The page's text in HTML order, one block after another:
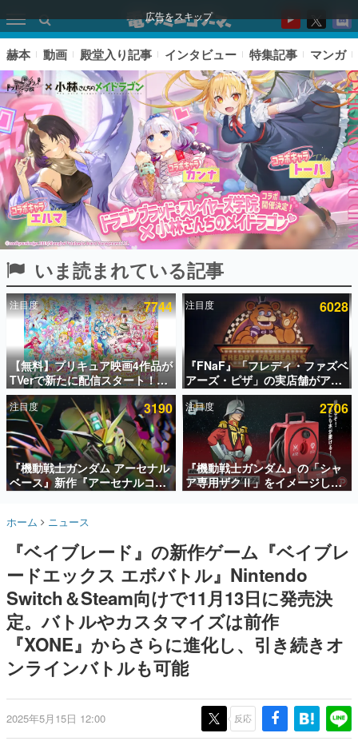
広告をスキップ
ピックアップ
電ファミのいま読まれている記事ランキング
アプリセール情報
インタビュー
連載・特集一覧
殿堂入り記事
SNS拡散数が数千以上！ ページビュー数万以上！ などな
ど。多くの人々に読まれた、電ファミ渾身の“殿堂入り”記
事をまとめました。
名作ゲームクリエイターの方々に製作時のエピソードをお
きます。
赫本
この物語を解いてはいけない。『赫本』は、〈試験問題〉
の形をした短編ホラー小説集です。
新世代に訊く
これからのデジタルゲーム市場を担う若きクリエイター達
の姿を追い、彼らのルーツと情熱を探っていきます。
ゲーム世代の作家たち
ゲームに多大な影響を受けた作家さんに取材し、ゲームが
日本のコンテンツ産業やカルチャーに与えた影響を探る企
画です。
赫本 動画 殿堂入り記事 インタビュー 特集記事 マンガ
いま読まれている記事
注目度 7744
【無料】プリキュア映画4作品が
TVerで新たに配信スタート！な
んと2018年～2024年の映画ほぼ
すべてが見放題に、ぶっちゃけ
ありえないラインナップ
注目度 6028
『FNaF』「フレディ・ファズベ
アーズ・ピザ」の実店舗がアメ
リカの商業施設「American
Dream」に2027年オープン！
ScottGamesとの共同開発、食
事だけでなくステージショーや
没入型のホラー体験も楽しめる
注目度 3190
『機動戦士ガンダム アーセナル
ベース』新作『アーセナルコマ
ンダー』発表！8月28日からオ
年2月下旬に稼働予定
注目度 2706
『機動戦士ガンダム』の「シャ
ア専用ザクⅡ」をイメージした
散水ホースリールが予約開始。
ホーム ニュース
『ベイブレード』の新作ゲーム『ベイブレ
ードエックス エボバトル』Nintendo
Switch＆Steam向けで11月13日に発売決
定。バトルやカスタマイズは前作
『XONE』からさらに進化し、引き続きオ
ンラインバトルも可能
2025年5月15日 12:00 反応